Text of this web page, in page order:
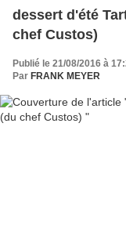
dessert d'été
chef Custos)
Publié le 21/08/2016 à
Par FRANK MEYER